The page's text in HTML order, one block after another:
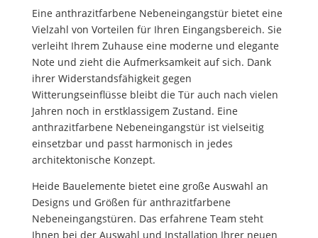
Eine anthrazitfarbene Nebeneingangstür bietet eine
Vielzahl von Vorteilen für Ihren Eingangsbereich. Sie
verleiht Ihrem Zuhause eine moderne und elegante
Note und zieht die Aufmerksamkeit auf sich. Dank
ihrer Widerstandsfähigkeit gegen
Witterungseinflüsse bleibt die Tür auch nach vielen
Jahren noch in erstklassigem Zustand. Eine
anthrazitfarbene Nebeneingangstür ist vielseitig
einsetzbar und passt harmonisch in jedes
architektonische Konzept.
Heide Bauelemente bietet eine große Auswahl an
Designs und Größen für anthrazitfarbene
Nebeneingangstüren. Das erfahrene Team steht
Ihnen bei der Auswahl und Installation Ihrer neuen